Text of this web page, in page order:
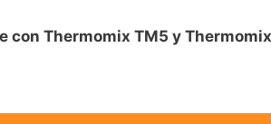
con Thermomix TM5 y